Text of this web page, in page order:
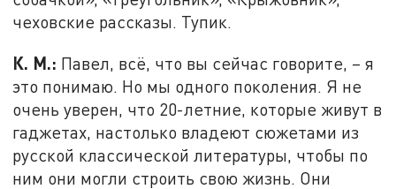
чеховские рассказы. Тупик.
К. М.: Павел, всё, что вы сейчас говорите, – я
это понимаю. Но мы одного поколения. Я не
очень уверен, что 20-летние, которые живут в
гаджетах, настолько владеют сюжетами из
русской классической литературы, чтобы по
ним они могли строить свою жизнь. Они